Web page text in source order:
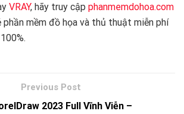
VRAY, hãy truy cập phanmemdohoa.com
mềm đồ họa và thủ thuật miễn phí
2023 Full Vĩnh Viễn –